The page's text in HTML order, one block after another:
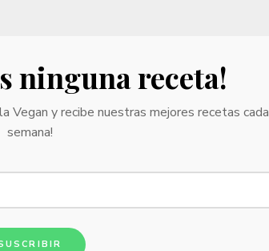
ninguna receta!
Vegan y recibe nuestras mejores recetas cada
semana!